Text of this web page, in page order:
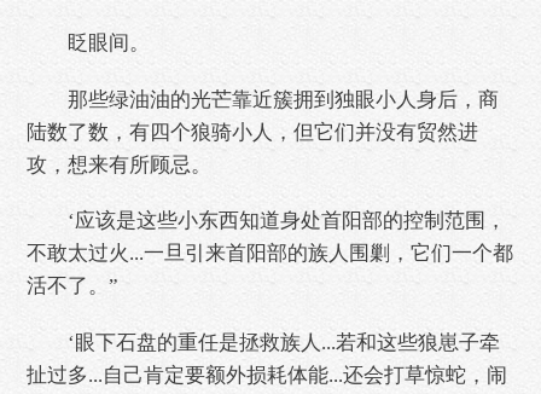
眨眼间。
那些绿油油的光芒靠近簇拥到独眼小人身后，商
陆数了数，有四个狼骑小人，但它们并没有贸然进
攻，想来有所顾忌。
‘应该是这些小东西知道身处首阳部的控制范围，
不敢太过火...一旦引来首阳部的族人围剿，它们一个都
活不了。”
‘眼下石盘的重任是拯救族人...若和这些狼崽子牵
扯过多...自己肯定要额外损耗体能...还会打草惊蛇，闹